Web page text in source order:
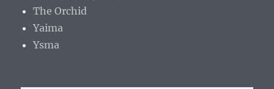
The Orchid
Yaima
Ysma